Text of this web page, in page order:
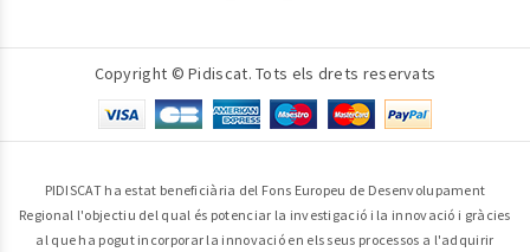
Copyright © Pidiscat. Tots els drets reservats
PIDISCAT ha estat beneficiària del Fons Europeu de Desenvolupament
Regional l'objectiu del qual és potenciar la investigació i la innovació i gràcies
al que ha pogut incorporar la innovació en els seus processos a l'adquirir